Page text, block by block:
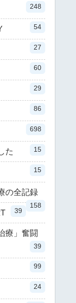
248
54
27
60
29
86
698
た 15
15
の全記録
158
39
療」奮闘
39
99
24